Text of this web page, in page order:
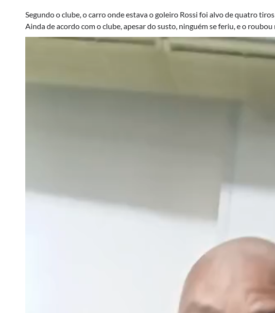
Segundo o clube, o carro onde estava o goleiro Rossi foi alvo de quatro
Ainda de acordo com o clube, apesar do susto, ninguém se feriu, e o